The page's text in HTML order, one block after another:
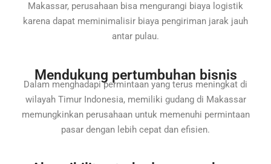
Makassar, perusahaan bisa mengurangi biaya logistik
karena dapat meminimalisir biaya pengiriman jarak jauh
antar pulau.
Mendukung pertumbuhan bisnis
Dalam menghadapi permintaan yang terus meningkat di
wilayah Timur Indonesia, memiliki gudang di Makassar
memungkinkan perusahaan untuk memenuhi permintaan
pasar dengan lebih cepat dan efisien.